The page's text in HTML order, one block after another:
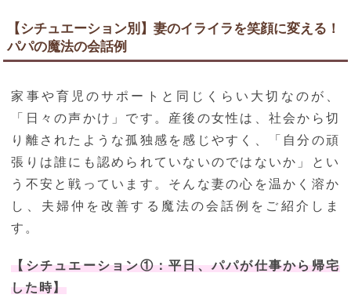
【シチュエーション別】妻のイライラを笑顔に変える！
パパの魔法の会話例
家事や育児のサポートと同じくらい大切なのが、
「日々の声かけ」です。産後の女性は、社会から切
り離されたような孤独感を感じやすく、「自分の頑
張りは誰にも認められていないのではないか」とい
う不安と戦っています。そんな妻の心を温かく溶か
し、夫婦仲を改善する魔法の会話例をご紹介しま
す。
【シチュエーション①：平日、パパが仕事から帰宅
した時】